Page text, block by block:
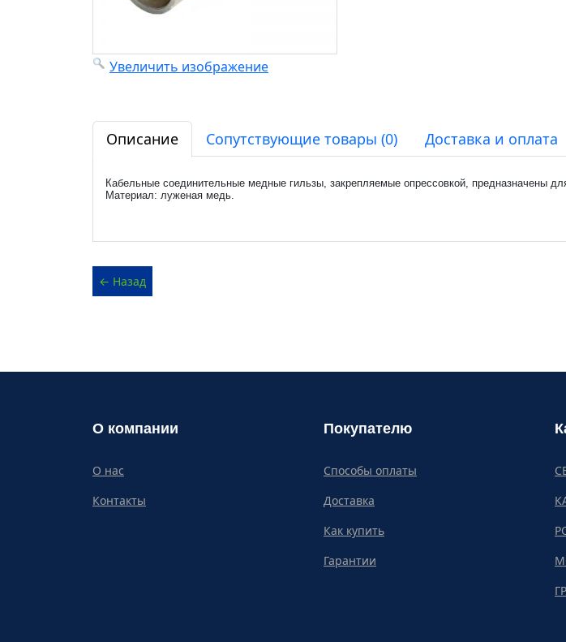
Увеличить изображение
Описание Сопутствующие товары (0) Доставка и оплата
Кабельные соединительные медные гильзы, закрепляемые опрессовкой, предназначены
Материал: луженая медь.
О компании
О нас
Контакты
Покупателю
Способы оплаты
Доставка
Как купить
Гарантии